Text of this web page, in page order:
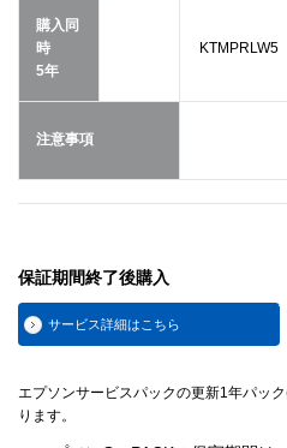
購入同
時
5年
KTMPRLW5
注意事項
保証期間終了後購入
サービス詳細はこちら
エプソンサービスパックの更新1年パッ
ります。